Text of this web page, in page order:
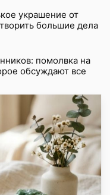
украшение от
большие дела
помолвка на
обсуждают все